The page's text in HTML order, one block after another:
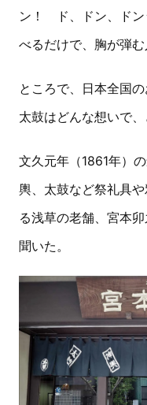
ン！ ド、ドン、ドン
べるだけで、胸が弾む
ところで、日本全国
太鼓はどんな想いで
文久元年（1861年）
輿、太鼓など祭礼具
る浅草の老舗、宮本
聞いた。